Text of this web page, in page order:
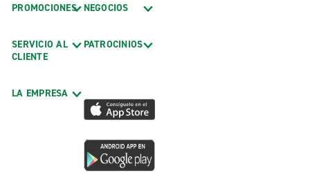
PROMOCIONES
SERVICIO AL
CLIENTE
LA EMPRESA
NEGOCIOS
PATROCINIOS